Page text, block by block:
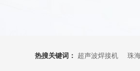
热搜关键词： 超声波焊接机 珠